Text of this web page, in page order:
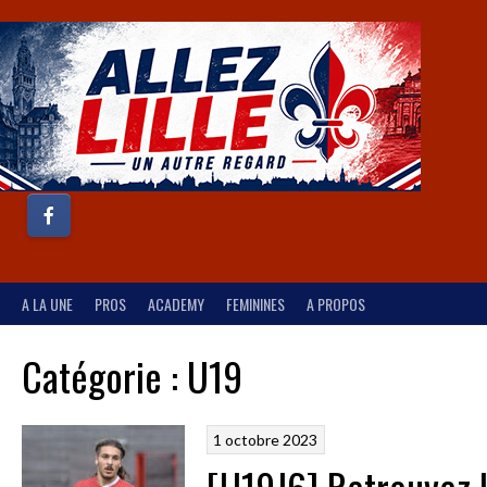
A LA UNE PROS ACADEMY FEMININES A PROPOS
Catégorie : U19
1 octobre 2023